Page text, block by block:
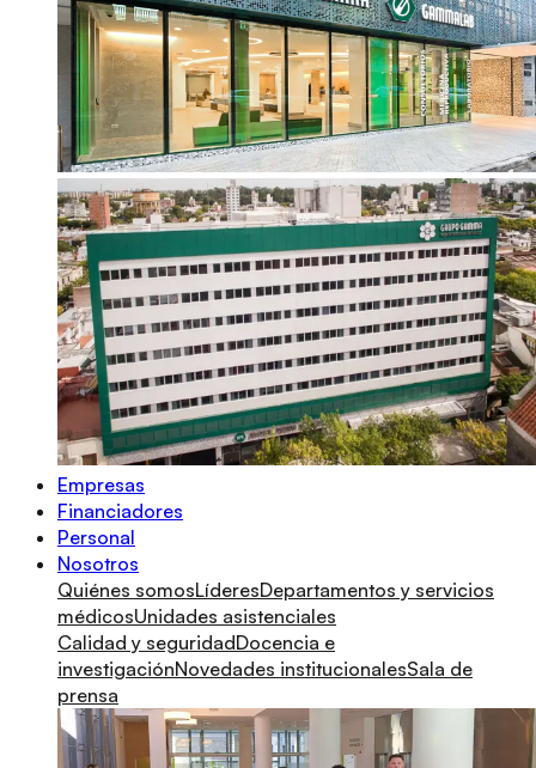
Empresas
Financiadores
Personal
Nosotros
Quiénes somosLíderesDepartamentos y servicios
médicosUnidades asistenciales
Calidad y seguridadDocencia e
investigaciónNovedades institucionalesSala de
prensa